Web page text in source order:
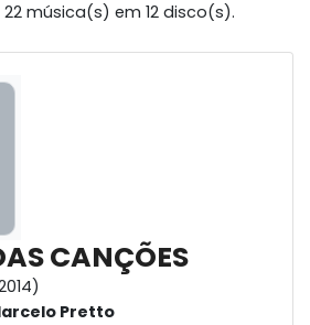
música(s) em 12 disco(s).
CANÇÕES
Pretto